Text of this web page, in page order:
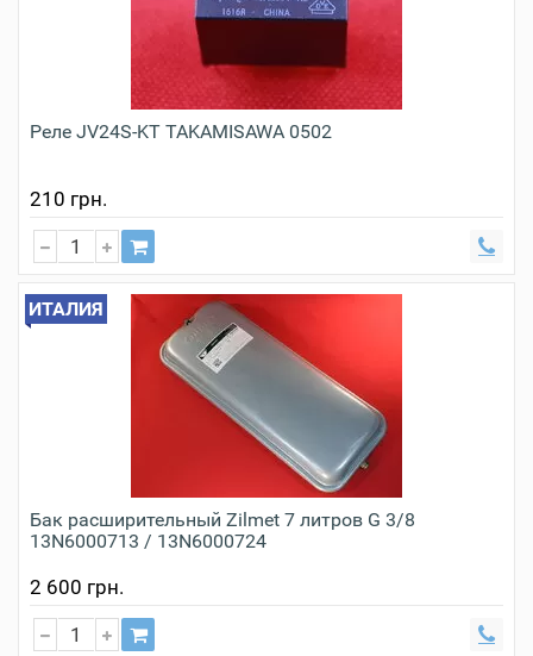
Реле JV24S-KT TAKAMISAWA 0502
210 грн.
ИТАЛИЯ
Бак расширительный Zilmet 7 литров G 3/8
13N6000713 / 13N6000724
2 600 грн.